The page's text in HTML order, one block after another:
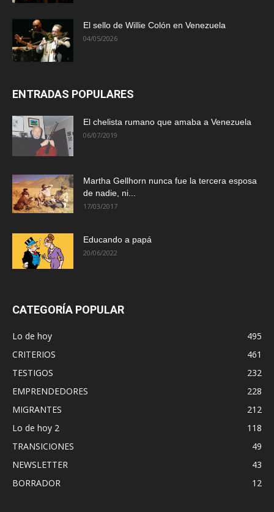
El sello de Willie Colón en Venezuela
04/05/2026
ENTRADAS POPULARES
El chelista rumano que amaba a Venezuela
06/07/2019
Martha Gellhorn nunca fue la tercera esposa
de nadie, ni...
17/03/2017
Educando a papá
20/06/2022
CATEGORÍA POPULAR
Lo de hoy
495
CRITERIOS
461
TESTIGOS
232
EMPRENDEDORES
228
MIGRANTES
212
Lo de hoy 2
118
TRANSICIONES
49
NEWSLETTER
43
BORRADOR
12